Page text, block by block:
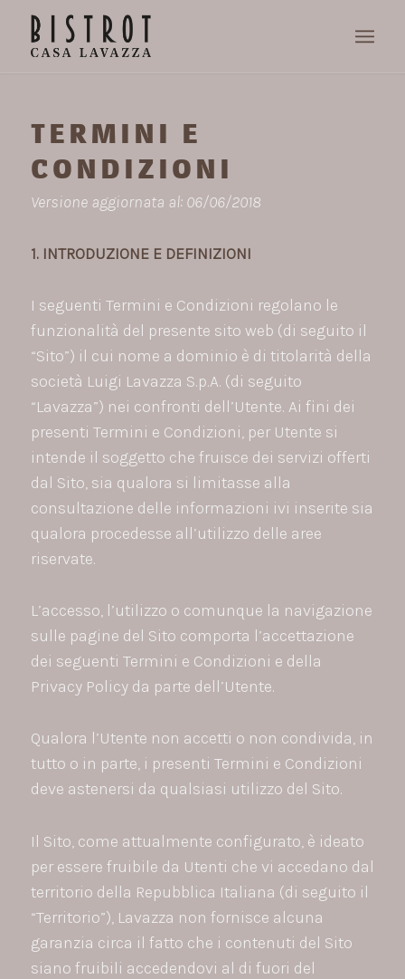
TERMINI E
CONDIZIONI
Versione aggiornata al: 06/06/2018
1. INTRODUZIONE E DEFINIZIONI
I seguenti Termini e Condizioni regolano le
funzionalità del presente sito web (di seguito il
“Sito”) il cui nome a dominio è di titolarità della
società Luigi Lavazza S.p.A. (di seguito
“Lavazza”) nei confronti dell’Utente. Ai fini dei
presenti Termini e Condizioni, per Utente si
intende il soggetto che fruisce dei servizi offerti
dal Sito, sia qualora si limitasse alla
consultazione delle informazioni ivi inserite sia
qualora procedesse all’utilizzo delle aree
riservate.
L’accesso, l’utilizzo o comunque la navigazione
sulle pagine del Sito comporta l’accettazione
dei seguenti Termini e Condizioni e della
Privacy Policy da parte dell’Utente.
Qualora l’Utente non accetti o non condivida, in
tutto o in parte, i presenti Termini e Condizioni
deve astenersi da qualsiasi utilizzo del Sito.
Il Sito, come attualmente configurato, è ideato
per essere fruibile da Utenti che vi accedano dal
territorio della Repubblica Italiana (di seguito il
“Territorio”), Lavazza non fornisce alcuna
garanzia circa il fatto che i contenuti del Sito
siano fruibili accedendovi al di fuori del